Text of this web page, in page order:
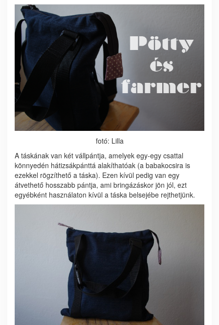
fotó: Lilla
A táskának van két vállpántja, amelyek egy-egy csattal
könnyedén hátizsákpánttá alakíthatóak (a babakocsira is
ezekkel rögzíthető a táska). Ezen kívül pedig van egy
átvethető hosszabb pántja, ami bringázáskor jön jól, ezt
egyébként használaton kívül a táska belsejébe rejthetjünk.